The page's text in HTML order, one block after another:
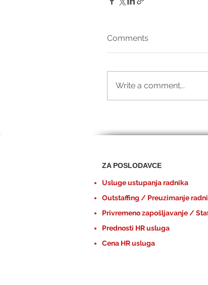
Comments
Write a comment...
ZA POSLODAVCE
Usluge ustupanja radnika
Outstaffing / Preuzimanje
Privremeno zapošljavanje /
Prednosti HR usluga
Cena HR usluga